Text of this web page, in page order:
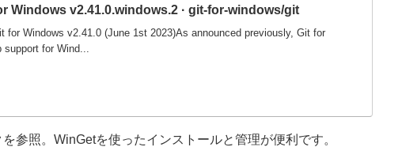
Windows v2.41.0.windows.2 · git-for-windows/git
for Windows v2.41.0 (June 1st 2023)As announced previously, Git for
for Wind...
参照。WinGetを使ったインストールと管理が便利です。